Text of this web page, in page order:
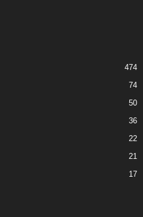
474
74
50
36
22
21
17